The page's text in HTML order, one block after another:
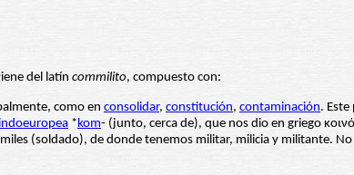
del latín commilito, compuesto con:
como en consolidar, constitución, contaminación.
indoeuropea *kom- (junto, cerca de), que nos dio en griego
(soldado), de donde tenemos militar, milicia y militante.